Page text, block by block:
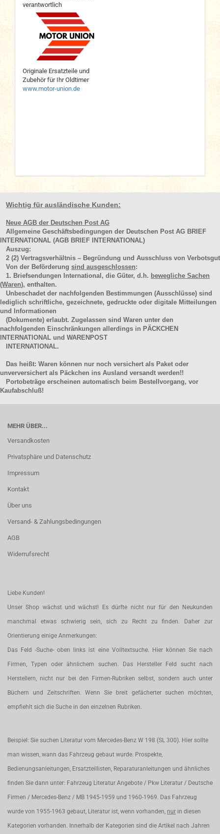
verantwortlich
Originale Ersatzteile und
Zubehör für Ihr Oldtimer
www.motor-union.de
Wichtig für ausländische Kunden:
Neue AGB der Deutschen Post AG
Allgemeine Geschäftsbedingungen der Deutschen Post AG BRIEF
INTERNATIONAL (AGB BRIEF INTERNATIONAL)
Auszug:
2 (2) Vertragsverhältnis – Begründung und Ausschluss von Verbotsgut
Von der Beförderung sind ausgeschlossen:
1. Briefsendungen International, die Güter, d.h. bewegliche Sachen
(Waren), enthalten.
Unbeschadet der nachfolgenden Bestimmungen (Ausschlüsse) sind
lediglich schriftliche, gezeichnete, gedruckte oder digitale Mitteilungen
und Informationen
(Dokumente) erlaubt. Zugelassen sind Waren unter den
nachfolgenden Einschränkungen allerdings in PÄCKCHEN
INTERNATIONAL und WARENPOST
INTERNATIONAL.
Das heißt: Waren können nur noch versichert als Paket oder
unverversichert als Päckchen ins Ausland versandt werden!!
Portobeträge erscheinen automatisch beim Bestellvorgang, vor
Kaufabschluß!
MEHR ÜBER...
Versandkosten
Privatsphäre und Datenschutz
Impressum
Kontakt
Über uns
Versand- & Zahlungsbedingungen
AGB
Widerrufsrecht
Liebe Kunden!
Unser Shop wächst und wächst! Es dürfte nicht nur für den Neukunden
manchmal etwas schwierig sein, sich zu Recht zu finden. Daher zur
Orientierung einige Anmerkungen:
Das Feld -Suche- oben links ist eine Volltextsuche. Hier können Sie nach
Firmen, Typen oder ähnlichem suchen. Das Hersteller Feld sucht nach
Herstellern, nicht nur bei den Firmen-Rubriken selbst, sondern auch unter
Büchern und Zeitschriften. Wenn Sie breit gefächerter suchen möchten,
empfiehlt sich die Suche in den einzelnen Rubriken.
Beispiel: Sie suchen Literatur vom Mercedes-Benz W 198 (SL 300). Hier sollte
man wissen, wann das Fahrzeug gebaut wurde. Prospekte,
Bedienungsanleitungen, Ersatzteillisten, Reparaturanleitungen und ähnliches
finden Sie dann unter: Fahrzeug Literatur Angebote / Pkw Literatur / Deutsche
Firmen / Mercedes-Benz / MB 1945-1959 und 1960-1969. Das Fahrzeug
wurde von 1955-1963 gebaut, Literatur ist, wenn vorhanden, nur in diesen
Kategorien vorhanden. Innerhalb der Kategorien sind die Artikel nach Jahren